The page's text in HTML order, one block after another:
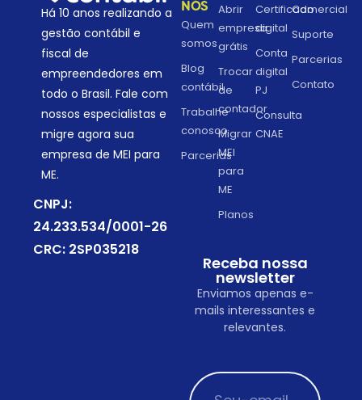
Há 10 anos realizando a
gestão contábil e
fiscal de
empreendedores em
todo o Brasil. Fale com
nossos especialistas e
migre agora sua
empresa de MEI para
ME.
CNPJ:
24.233.534/0001-26
CRC: 2SP035218
NÓS
Quem
somos
Blog
contábil
Trabalhe
conosco
Parcerias
Abrir
empresa
grátis
Trocar
de
contador
Migrar
MEI
para
ME
Planos
Certificado
digital
Conta
digital
PJ
Consulta
CNAE
Comercial
Suporte
Parcerias
Contato
Receba nossa
newsletter
Enviamos apenas e-
mails interessantes e
relevantes.